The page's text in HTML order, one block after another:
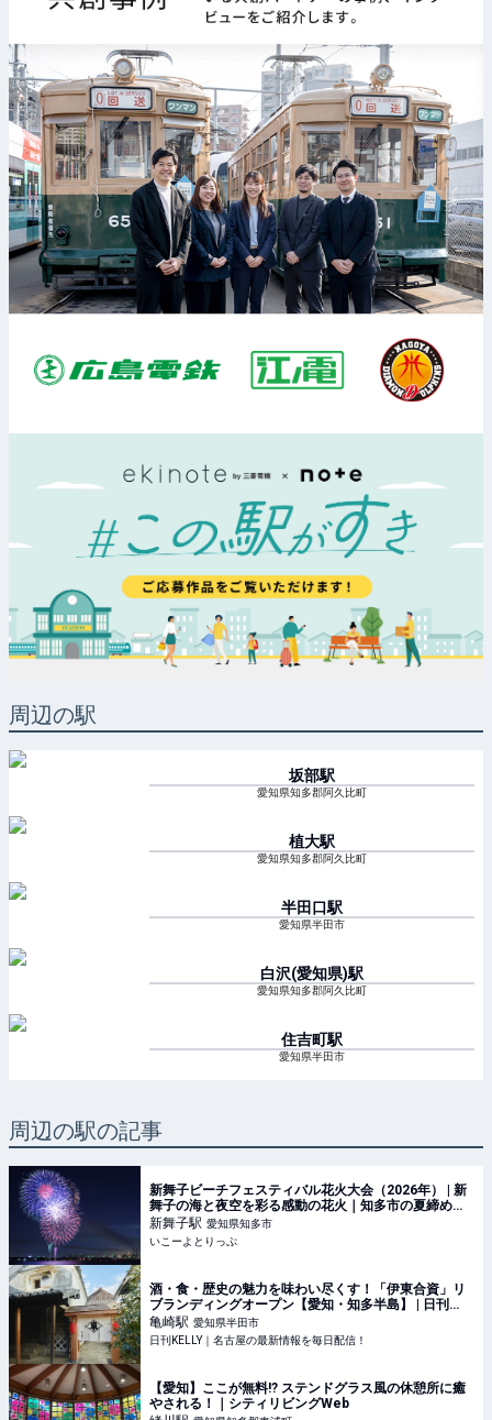
周辺の駅
坂部駅
愛知県知多郡阿久比町
植大駅
愛知県知多郡阿久比町
半田口駅
愛知県半田市
白沢(愛知県)駅
愛知県知多郡阿久比町
住吉町駅
愛知県半田市
周辺の駅の記事
新舞子ビーチフェスティバル花火大会（2026年） | 新
舞子の海と夜空を彩る感動の花火｜知多市の夏締めく
くりは海上花火×地元グルメで五感を満喫 | 愛知県知多
市 | いこーよとりっぷ
新舞子駅 愛知県知多市
いこーよとりっぷ
酒・食・歴史の魅力を味わい尽くす！「伊東合資」リ
ブランディングオープン【愛知・知多半島】 | 日刊
KELLY｜名古屋の最新情報を毎日配信！
亀崎駅 愛知県半田市
日刊KELLY｜名古屋の最新情報を毎日配信！
【愛知】ここが無料!? ステンドグラス風の休憩所に癒
やされる！｜シティリビングWeb